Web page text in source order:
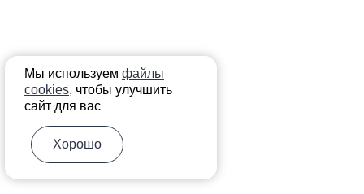
Мы используем файлы
cookies, чтобы улучшить
сайт для вас
Хорошо